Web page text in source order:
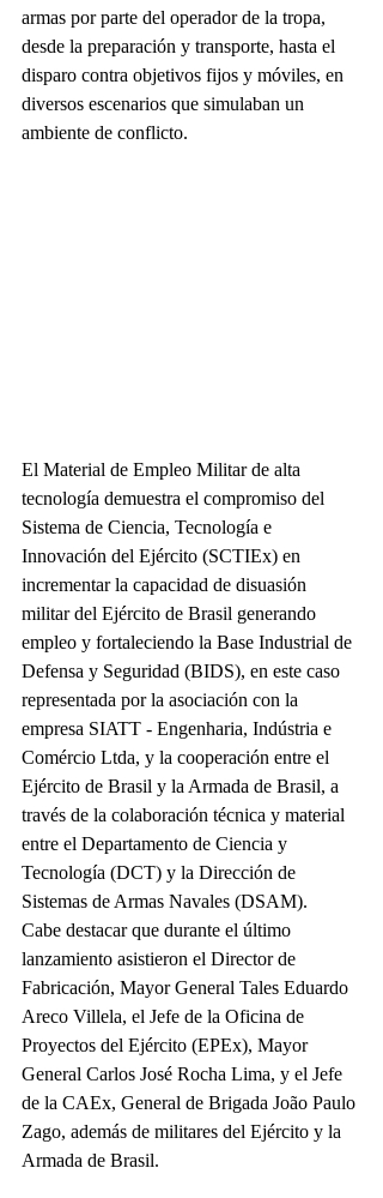
armas por parte del operador de la tropa,
desde la preparación y transporte, hasta el
disparo contra objetivos fijos y móviles, en
diversos escenarios que simulaban un
ambiente de conflicto.
El Material de Empleo Militar de alta
tecnología demuestra el compromiso del
Sistema de Ciencia, Tecnología e
Innovación del Ejército (SCTIEx) en
incrementar la capacidad de disuasión
militar del Ejército de Brasil generando
empleo y fortaleciendo la Base Industrial de
Defensa y Seguridad (BIDS), en este caso
representada por la asociación con la
empresa SIATT - Engenharia, Indústria e
Comércio Ltda, y la cooperación entre el
Ejército de Brasil y la Armada de Brasil, a
través de la colaboración técnica y material
entre el Departamento de Ciencia y
Tecnología (DCT) y la Dirección de
Sistemas de Armas Navales (DSAM).
Cabe destacar que durante el último
lanzamiento asistieron el Director de
Fabricación, Mayor General Tales Eduardo
Areco Villela, el Jefe de la Oficina de
Proyectos del Ejército (EPEx), Mayor
General Carlos José Rocha Lima, y ​​el Jefe
de la CAEx, General de Brigada João Paulo
Zago, además de militares del Ejército y la
Armada de Brasil.